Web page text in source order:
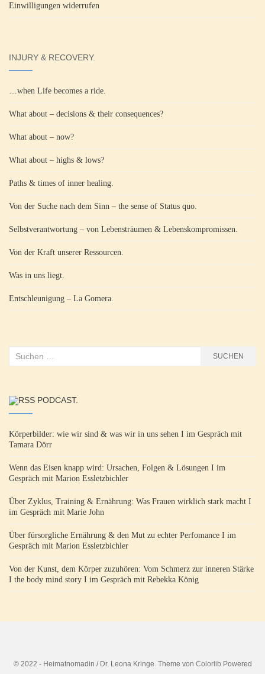
Einwilligungen widerrufen
INJURY & RECOVERY.
…when Life becomes a ride.
What about – decisions & their consequences?
What about – now?
What about – highs & lows?
Paths & times of inner healing.
Von der Suche nach dem Sinn – the sense of Status quo.
Selbstverantwortung – von Lebensträumen & Lebenskompromissen.
Von der Kraft unserer Ressourcen.
Was in uns liegt.
Entschleunigung – La Gomera.
Suchen
SUCHEN
PODCAST.
Körperbilder: wie wir sind & was wir in uns sehen I im Gespräch mit
Tamara Dörr
Wenn das Eisen knapp wird: Ursachen, Folgen & Lösungen I im
Gespräch mit Marion Essletzbichler
Über Zyklus, Training & Ernährung: Was Frauen wirklich stark macht I
im Gespräch mit Marie John
Über fürsorgliche Ernährung & den Mut zu echter Perfomance I im
Gespräch mit Marion Essletzbichler
Von der Kunst, dem Körper zuzuhören: Vom Schmerz zur inneren Stärke
I the body mind story I im Gespräch mit Rebekka König
© 2022 - Heimatnomadin / Dr. Leona Kringe. Theme von Colorlib Powered